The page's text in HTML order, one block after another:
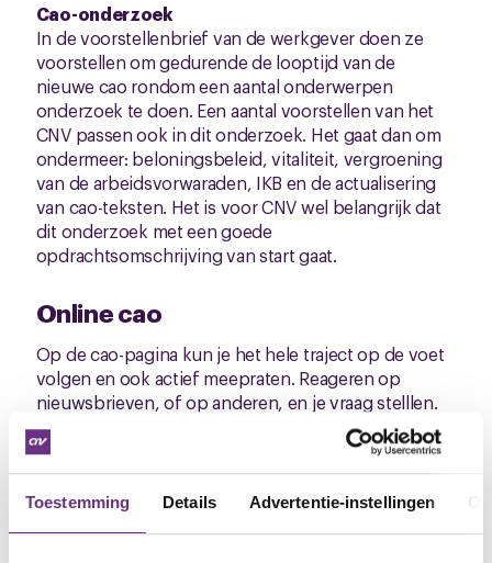
Toestemming Details Advertentie-instellingen
Cao-onderzoek
In de voorstellenbrief van de werkgever doen ze
voorstellen om gedurende de looptijd van de
nieuwe cao rondom een aantal onderwerpen
onderzoek te doen. Een aantal voorstellen van het
CNV passen ook in dit onderzoek. Het gaat dan om
ondermeer: beloningsbeleid, vitaliteit, vergroening
van de arbeidsvorwaraden, IKB en de actualisering
van cao-teksten. Het is voor CNV wel belangrijk dat
dit onderzoek met een goede
opdrachtsomschrijving van start gaat.
Online cao
Op de cao-pagina kun je het hele traject op de voet
volgen en ook actief meepraten. Reageren op
nieuwsbrieven, of op anderen, en je vraag stelllen.
Het laatste nieuws over de onderhandelingen
ontvang jij ook per mail maar kun je hier altijd vinden.
Ga naar decao-pagina.Ontvang je deze
nieuwsbrief per post, ga dan